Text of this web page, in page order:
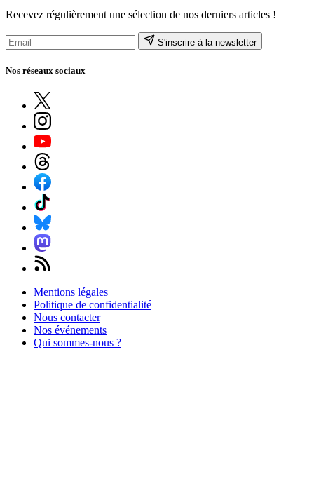
Recevez régulièrement une sélection de nos derniers articles !
S'inscrire à la newsletter
Nos réseaux sociaux
Mentions légales
Politique de confidentialité
Nous contacter
Nos événements
Qui sommes-nous ?